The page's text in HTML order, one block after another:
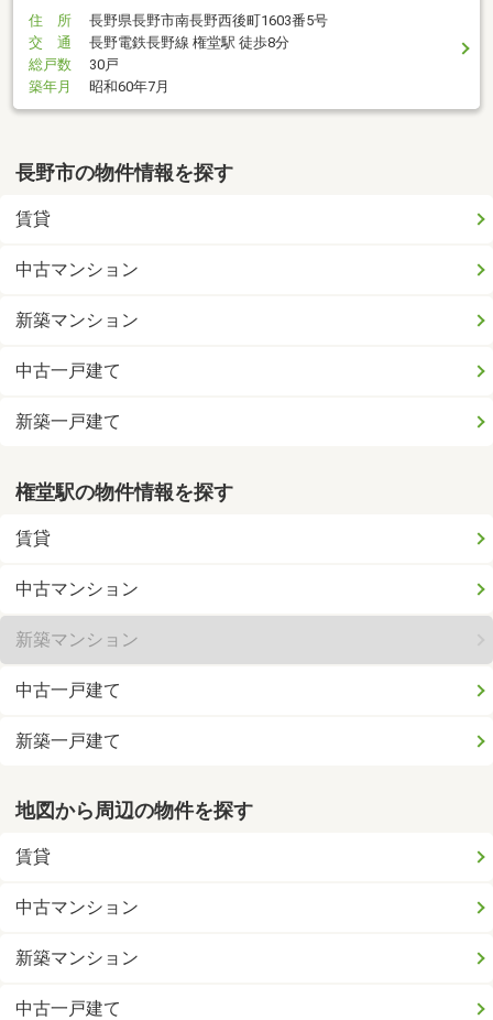
住 所
長野県長野市南長野西後町1603番5号
交 通
長野電鉄長野線 権堂駅 徒歩8分
総戸数
30戸
築年月
昭和60年7月
長野市の物件情報を探す
賃貸
中古マンション
新築マンション
中古一戸建て
新築一戸建て
権堂駅の物件情報を探す
賃貸
中古マンション
新築マンション
中古一戸建て
新築一戸建て
地図から周辺の物件を探す
賃貸
中古マンション
新築マンション
中古一戸建て